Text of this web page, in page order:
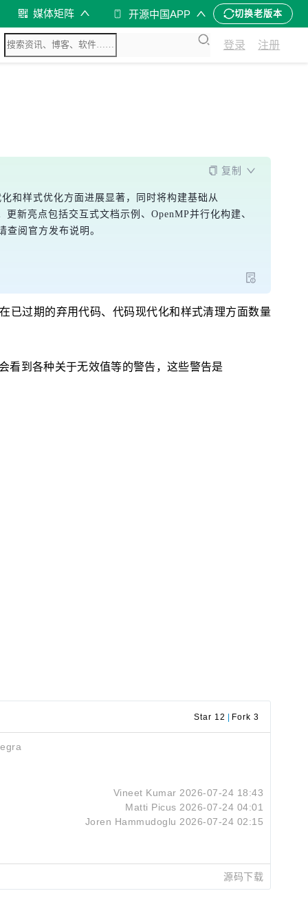
媒体矩阵 开源中国APP 切换老版本
登录 注册
复制
和样式优化方面进展显著，同时将构建基础从
新亮点包括交互式文档示例、OpenMP并行化构建、
阅官方发布说明。
已过期的弃用代码、代码现代化和样式清理方面数量
看到各种关于无效值等的警告，这些警告是
Star 12 Fork 3
Vineet Kumar 2026-07-24 18:43
Matti Picus 2026-07-24 04:01
Joren Hammudoglu 2026-07-24 02:15
源码下载